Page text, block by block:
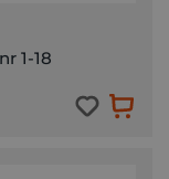
1-18